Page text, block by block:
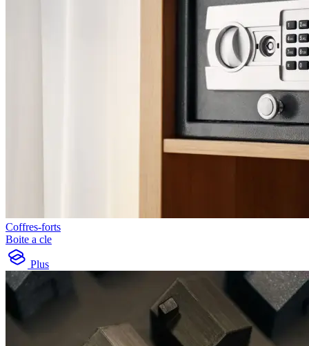
Coffres-forts
Boite a cle
Plus